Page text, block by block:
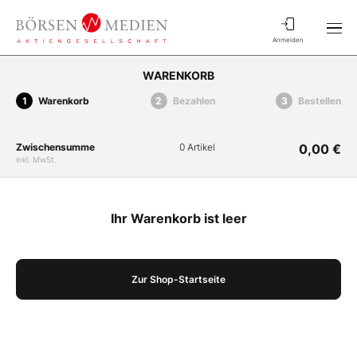
Anmelden
WARENKORB
Warenkorb Bezahlen Bestellen
Zwischensumme
inkl. MwSt.
0 Artikel 0,00 €
Ihr Warenkorb ist leer
Zur Shop-Startseite